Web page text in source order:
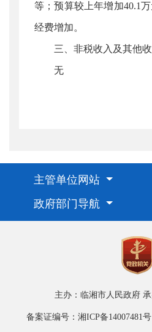
等；预算较上年增加40.1
经费增加。
三、非税收入及其他
无
主管单位网站
政府部门导航
主办：临湘市人民政府
备案证编号：湘ICP备14007481号